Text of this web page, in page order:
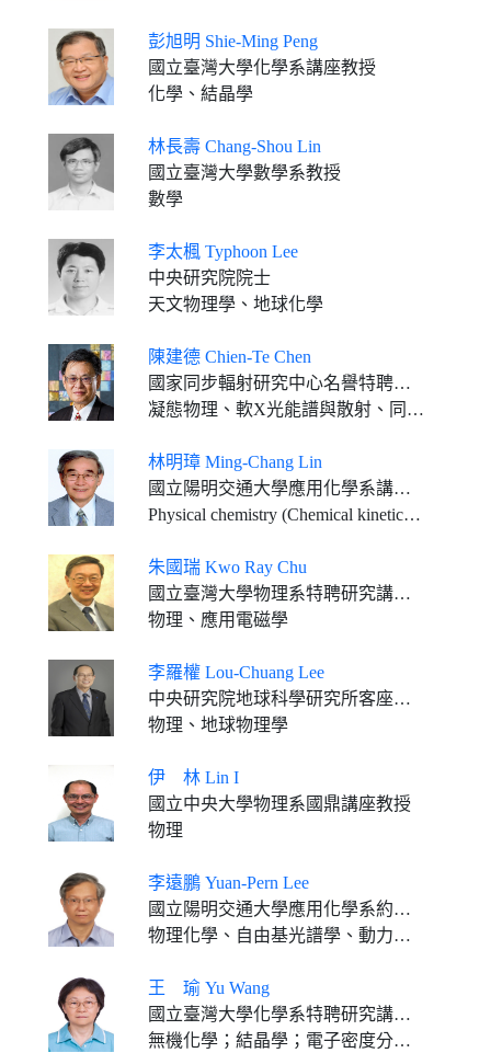
彭旭明 Shie-Ming Peng
國立臺灣大學化學系講座教授
化學、結晶學
林長壽 Chang-Shou Lin
國立臺灣大學數學系教授
數學
李太楓 Typhoon Lee
中央研究院院士
天文物理學、地球化學
陳建德 Chien-Te Chen
國家同步輻射研究中心名譽特聘研究員
凝態物理、軟X光能譜與散射、同步輻射儀器
林明璋 Ming-Chang Lin
國立陽明交通大學應用化學系講座教授 美國Emory大學榮譽Woodruff講座教授
Physical chemistry (Chemical kinetics, Combustion/propulsion chemistry, Materials science, Renewable energy research, ab initio MO calculations)
朱國瑞 Kwo Ray Chu
國立臺灣大學物理系特聘研究講座 (2010-)
物理、應用電磁學
李羅權 Lou-Chuang Lee
中央研究院地球科學研究所客座講座
物理、地球物理學
伊 林 Lin I
國立中央大學物理系國鼎講座教授
物理
李遠鵬 Yuan-Pern Lee
國立陽明交通大學應用化學系約聘教授 (2022.02-)
物理化學、自由基光譜學、動力學、雷射化學、動態學
王 瑜 Yu Wang
國立臺灣大學化學系特聘研究講座 中央研究院原分所特聘研究講座
無機化學；結晶學；電子密度分布與化學鍵；自旋轉換現象及光致激發滯留效應；分子開關